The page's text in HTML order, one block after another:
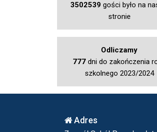
3502539 gości było na
stronie
Odliczamy
777 dni do zakończenia
szkolnego 2023/2024
Adres